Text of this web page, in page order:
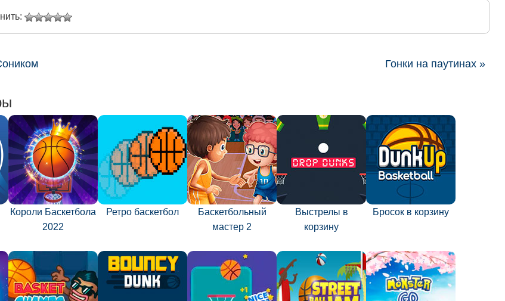
Гонки на паутинах »
Короли Баскетбола
2022
Ретро баскетбол
Баскетбольный
мастер 2
Выстрелы в
корзину
Бросок в корзину